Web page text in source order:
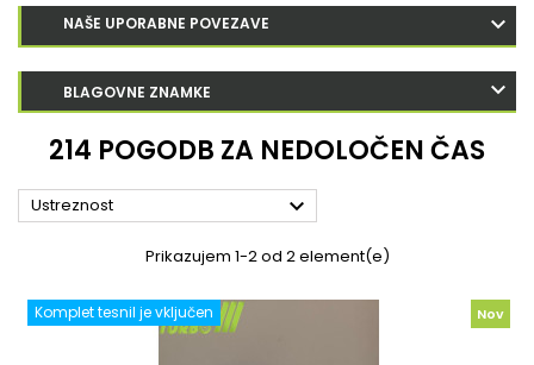
NAŠE UPORABNE POVEZAVE
BLAGOVNE ZNAMKE
214 POGODB ZA NEDOLOČEN ČAS
Ustreznost 
Prikazujem 1-2 od 2 element(e)
Komplet tesnil je vključen Nov